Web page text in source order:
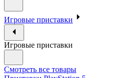
Игровые приставки
Игровые приставки
Смотреть все товары